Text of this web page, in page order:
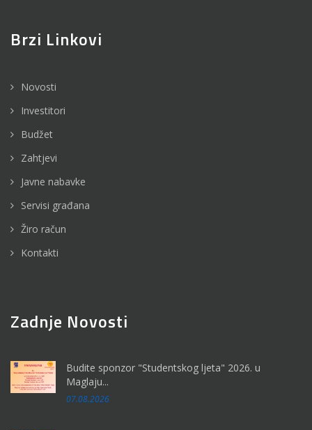
Brzi Linkovi
Novosti
Investitori
Budžet
Zahtjevi
Javne nabavke
Servisi građana
Žiro račun
Kontakti
Zadnje Novosti
Budite sponzor "Studentskog ljeta" 2026. u
Maglaju...
07.08.2026